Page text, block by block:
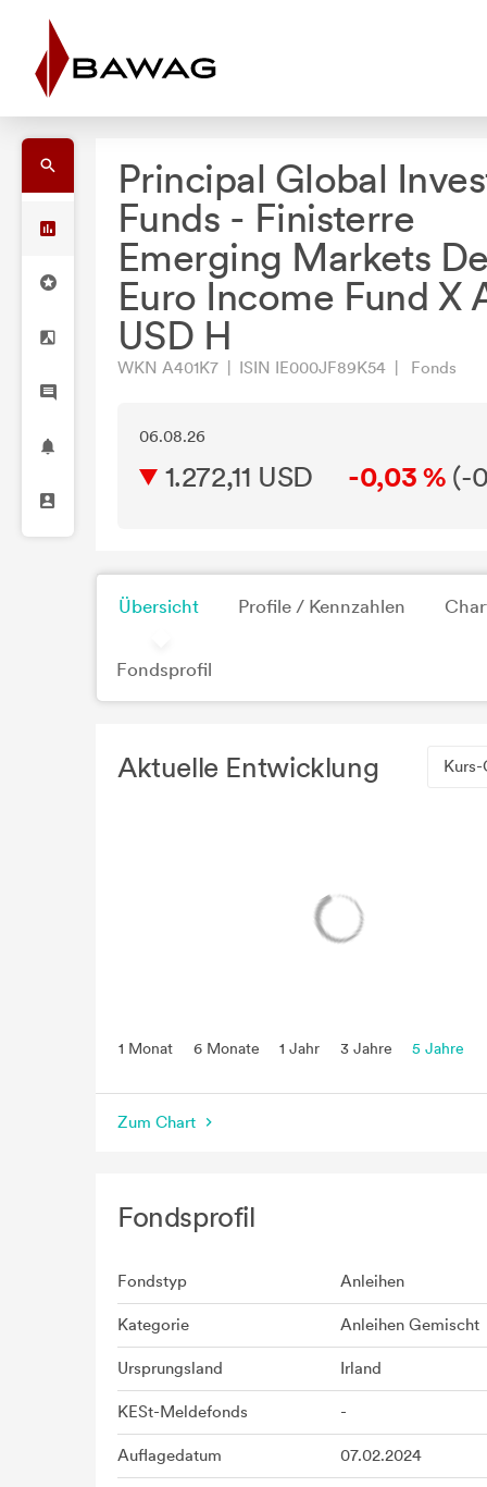
Principal Global
Funds - Finisterre
Emerging Markets
Euro Income Fund X
USD H
WKN A401K7 | ISIN IE000JF89K54 | Fonds
06.08.26
1.272,11 USD -0,03 % (-
Übersicht Profile / Kennzahlen
Fondsprofil
Aktuelle Entwicklung Kurs-
1 Monat 6 Monate 1 Jahr 3 Jahre 5 Jahre
Zum Chart
Fondsprofil
Fondstyp Anleihen
Kategorie Anleihen Gemischt
Ursprungsland Irland
KESt-Meldefonds -
Auflagedatum 07.02.2024